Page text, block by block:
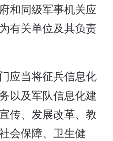
和同级军事机关应
有关单位及其负责
应当将征兵信息化
以及军队信息化建
传、发展改革、教
会保障、卫生健